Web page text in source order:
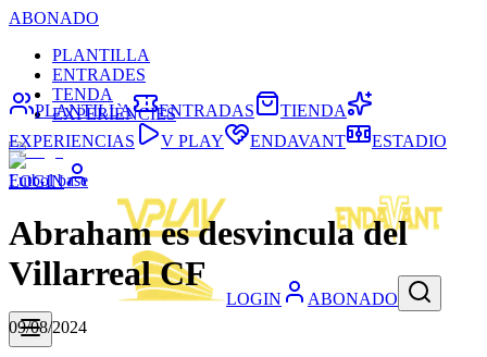
ABONADO
PLANTILLA
ENTRADES
TENDA
EXPERIÈNCIES
LOGIN
LOGIN ABONADO
PLANTILLA ENTRADAS
TIENDA
EXPERIENCIAS
V PLAY ENDAVANT ESTADIO
Futbol base
Abraham es desvincula del
Villarreal CF
09/08/2024